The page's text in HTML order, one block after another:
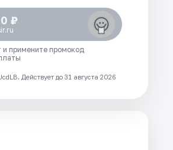
₽
и примените промокод
Действует до 31 августа 2026